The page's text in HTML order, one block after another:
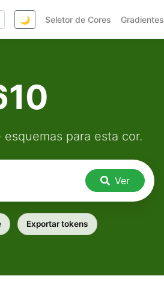
🌙 Seletor de Cores Gradientes
para esta cor.
Ver
Exportar tokens